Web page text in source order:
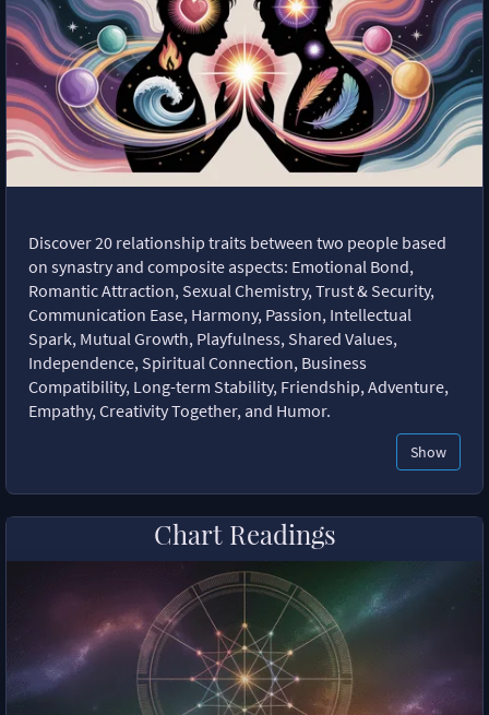
Discover 20 relationship traits between two people based
on synastry and composite aspects: Emotional Bond,
Romantic Attraction, Sexual Chemistry, Trust & Security,
Communication Ease, Harmony, Passion, Intellectual
Spark, Mutual Growth, Playfulness, Shared Values,
Independence, Spiritual Connection, Business
Compatibility, Long-term Stability, Friendship, Adventure,
Empathy, Creativity Together, and Humor.
Show
Chart Readings